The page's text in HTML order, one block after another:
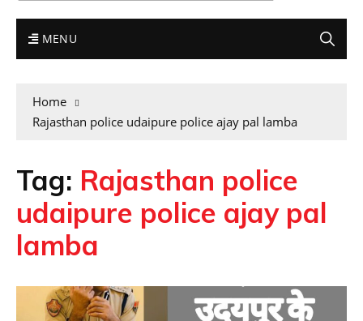
MENU
Home
Rajasthan police udaipure police ajay pal lamba
Tag: Rajasthan police
udaipure police ajay pal
lamba